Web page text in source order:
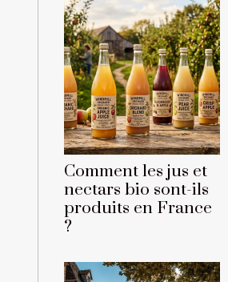
Comment les jus et
nectars bio sont-ils
produits en France
?